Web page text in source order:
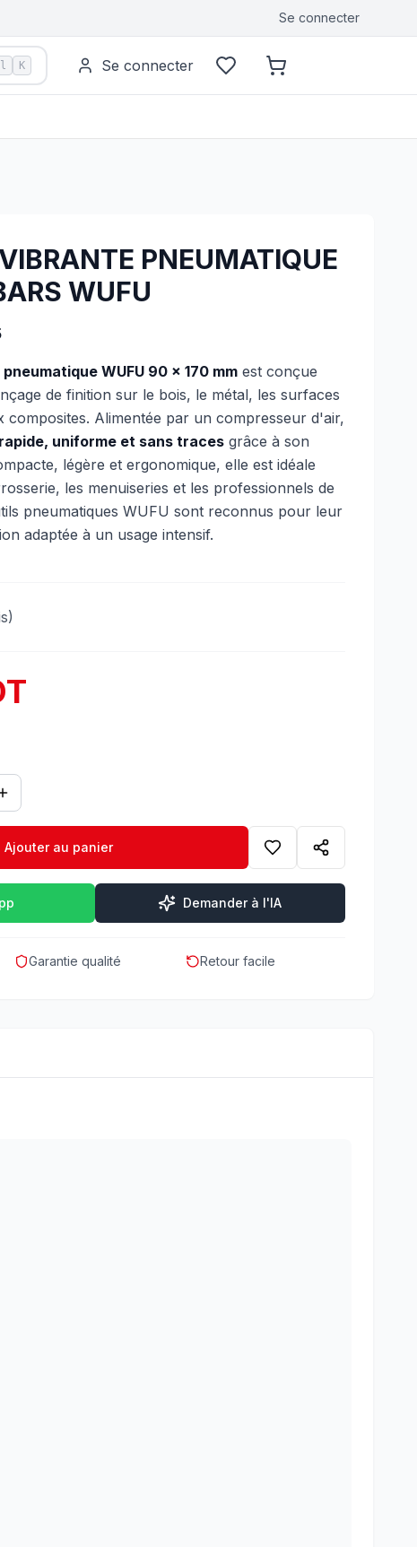
Se connecter
K Se connecter
PNEUMATIQUE
WUFU
WUFU 90 × 170 mm est conçue
de finition sur le bois, le métal, les surfaces
composites. Alimentée par un compresseur d'air,
uniforme et sans traces grâce à son
légère et ergonomique, elle est idéale
les menuiseries et les professionnels de
pneumatiques WUFU sont reconnus pour leur
adaptée à un usage intensif.
Ajouter au panier
Demander à l'IA
Garantie qualité Retour facile